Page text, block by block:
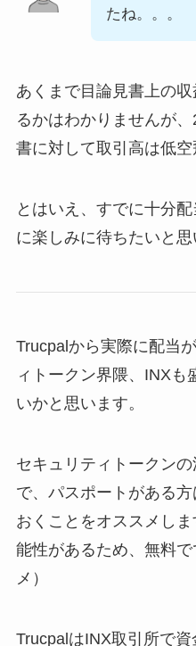
たね。。。
あくまで目論見書上の
るかはわかりませんが
書に対して取引高は低空
とはいえ、すでに十分
に楽しみに待ちたいと思
Trucpalから実際に配当
ィトークン界隈、INXも
いかと思います。
セキュリティトークン
で、パスポートがある
おくことをオススメし
能性があるため、無料
メ）
TrucpalはINX取引所で